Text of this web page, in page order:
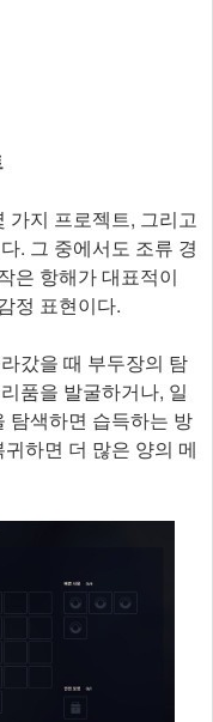
가지 프로젝트, 그리고
. 그 중에서도 조류 경
은 항해가 대표적이
정 표현이다.
갔을 때 부두장의 탐
품을 발굴하거나, 일
탐색하면 습득하는 방
하면 더 많은 양의 메